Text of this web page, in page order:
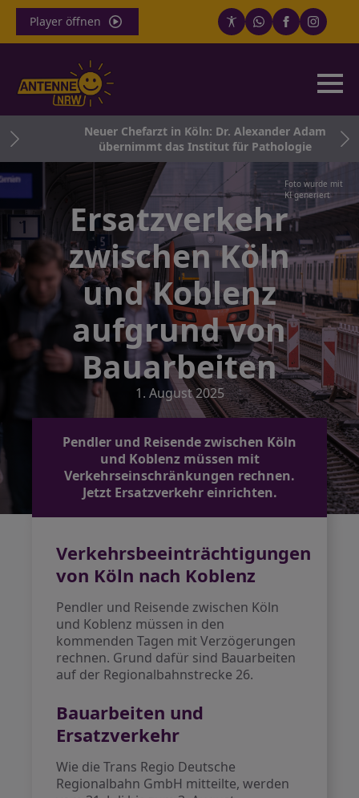
Player öffnen
Neuer Chefarzt in Köln: Dr. Alexander Adam
übernimmt das Institut für Pathologie
Foto wurde mit
KI generiert
Ersatzverkehr
zwischen Köln
und Koblenz
aufgrund von
Bauarbeiten
1. August 2025
Pendler und Reisende zwischen Köln
und Koblenz müssen mit
Verkehrseinschränkungen rechnen.
Jetzt Ersatzverkehr einrichten.
Verkehrsbeeinträchtigungen
von Köln nach Koblenz
Pendler und Reisende zwischen Köln
und Koblenz müssen in den
kommenden Tagen mit Verzögerungen
rechnen. Grund dafür sind Bauarbeiten
auf der Regionalbahnstrecke 26.
Bauarbeiten und
Ersatzverkehr
Wie die Trans Regio Deutsche
Regionalbahn GmbH mitteilte, werden